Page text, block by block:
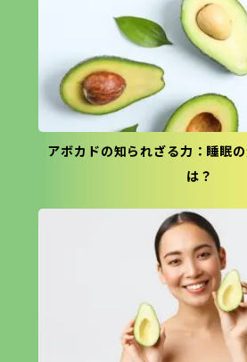
アボカドの知られざる力：睡眠
は？